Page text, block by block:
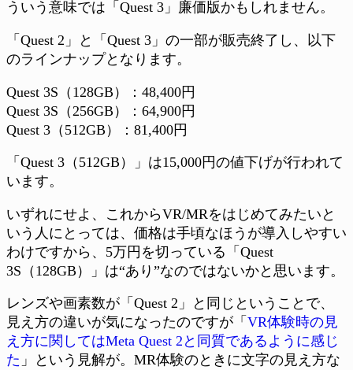
ういう意味では「Quest 3」廉価版かもしれません。
「Quest 2」と「Quest 3」の一部が販売終了し、以下
のラインナップとなります。
Quest 3S（128GB）：48,400円
Quest 3S（256GB）：64,900円
Quest 3（512GB）：81,400円
「Quest 3（512GB）」は15,000円の値下げが行われて
います。
いずれにせよ、これからVR/MRをはじめてみたいと
いう人にとっては、価格は手頃なほうが導入しやすい
わけですから、5万円を切っている「Quest
3S（128GB）」は“あり”なのではないかと思います。
レンズや画素数が「Quest 2」と同じということで、
見え方の違いが気になったのですが「 VR体験時の見
え方に関してはMeta Quest 2と同質であるように感じ
た 」という見解が。MR体験のときに文字の見え方な